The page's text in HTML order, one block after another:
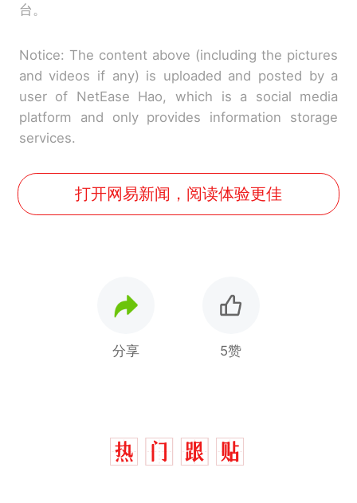
台。
Notice: The content above (including the pictures
and videos if any) is uploaded and posted by a
user of NetEase Hao, which is a social media
platform and only provides information storage
services.
打开网易新闻，阅读体验更佳
分享 5赞
全部作废，公平么？
新
全球唯一没有法定首都的国